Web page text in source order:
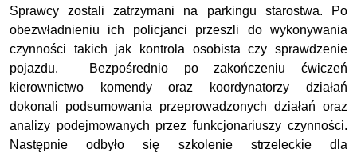
Sprawcy zostali zatrzymani na parkingu starostwa. Po
obezwładnieniu ich policjanci przeszli do wykonywania
czynności takich jak kontrola osobista czy sprawdzenie
pojazdu. Bezpośrednio po zakończeniu ćwiczeń
kierownictwo komendy oraz koordynatorzy działań
dokonali podsumowania przeprowadzonych działań oraz
analizy podejmowanych przez funkcjonariuszy czynności.
Następnie odbyło się szkolenie strzeleckie dla